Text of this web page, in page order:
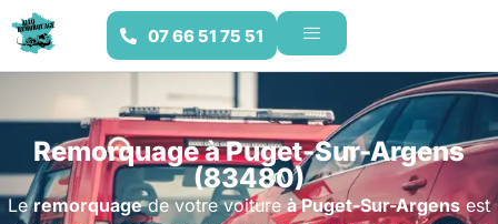
07 66 51 75 51
Remorquage à Puget-Sur-Argens
(83480)
Leremorquagede votre voitureà Puget-Sur-Argens est